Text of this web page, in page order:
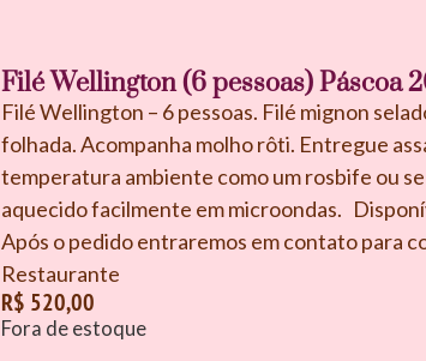
Filé Wellington (6 pessoas) Páscoa
Filé Wellington – 6 pessoas. Filé mignon
folhada. Acompanha molho rôti. Entregue
temperatura ambiente como um rosbife ou
aquecido facilmente em microondas.
Após o pedido entraremos em contato para
Restaurante
R$ 520,00
Fora de estoque